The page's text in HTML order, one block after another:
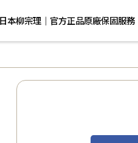
日本柳宗理｜官方正品原廠保固服務